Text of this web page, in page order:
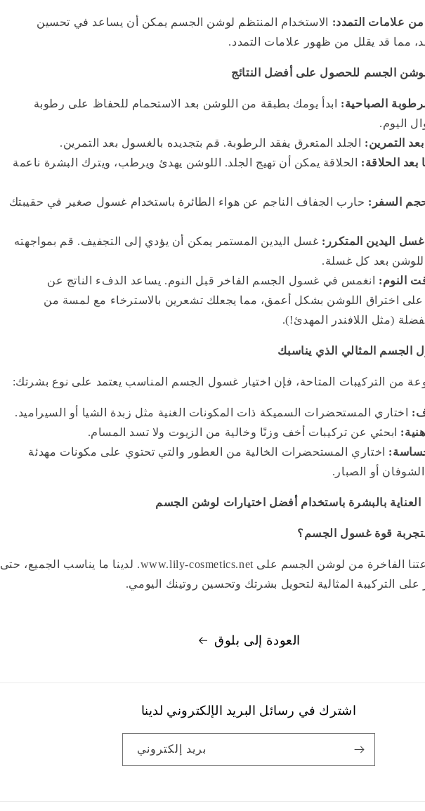
من علامات التمدد:
الاستخدام المنتظم لوشن الجسم يمكن أن يساعد في تحسين
مما قد يقلل من ظهور علامات التمدد.
الجسم للحصول على أفضل النتائج
الصباحية:
ابدأ يومك بطبقة من اللوشن بعد الاستحمام للحفاظ على رطوبة
اليوم.
بعد التمرين:
الجلد المتعرق يفقد الرطوبة. قم بتجديده بالغسول بعد التمرين.
بعد الحلاقة:
الحلاقة يمكن أن تهيج الجلد. اللوشن يهدئ ويرطب، ويترك البشرة ناعمة
حارب الجفاف الناجم عن هواء الطائرة باستخدام غسول صغير في حقيبتك
اليدين المتكرر: غسل اليدين المستمر يمكن أن يؤدي إلى التجفيف. قم بمواجهته
بعد كل غسلة.
النوم:
انغمس في غسول الجسم الفاخر قبل النوم. يساعد الدفء الناتج عن
على اختراق اللوشن بشكل أعمق، مما يجعلك تشعرين بالاسترخاء مع لمسة من
(مثل اللافندر المهدئ!).
الجسم المثالي الذي يناسبك
من التركيبات المتاحة، فإن اختيار غسول الجسم المناسب يعتمد على نوع بشرتك:
اختاري المستحضرات السميكة ذات المكونات الغنية مثل زبدة الشيا أو السيراميد.
ابحثي عن تركيبات أخف وزنًا وخالية من الزيوت ولا تسد المسام.
اختاري المستحضرات الخالية من العطور والتي تحتوي على مكونات مهدئة
أو الصبار.
العناية بالبشرة باستخدام أفضل اختيارات لوشن الجسم
قوة غسول الجسم؟
استكشف مجموعتنا الفاخرة من لوشن الجسم على www.lily-cosmetics.net. لدينا ما يناسب الجميع، حتى
على التركيبة المثالية لتحويل بشرتك وتحسين روتينك اليومي.
العودة إلى بلوق
اشترك في رسائل البريد الإلكتروني لدينا
بريد إلكتروني